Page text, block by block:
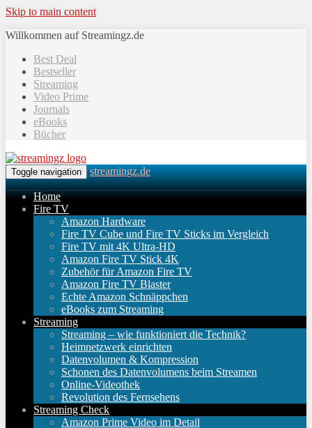
Skip to main content
Willkommen auf Streamingz.de
Best Deal
Bestseller
Streaming
Video Prime
Journals
eBooks
Bücher
Toggle navigation streamingz.de
Home
Fire TV
Amazon Hardware
Fire TV Cube und Fire TV Sticks im Vergleich
Fire TV mit 4K Ultra-HD
Amazon Fire TV Stick 4K
Zubehör für Amazon Fire TV
Amazon Fire TV Blaster
Echte Amazon Schnäppchen
eBooks zum Streaming
Streaming
Streaming – wie funktioniert die Technik?
Heimnetzwerk einrichten
Datenvolumen & Kompression
Schonen des Datenvolumens beim Streamen
Online-Videothek
Revolution des Fernsehens
Streaming Check
Amazon Prime Video im Detail